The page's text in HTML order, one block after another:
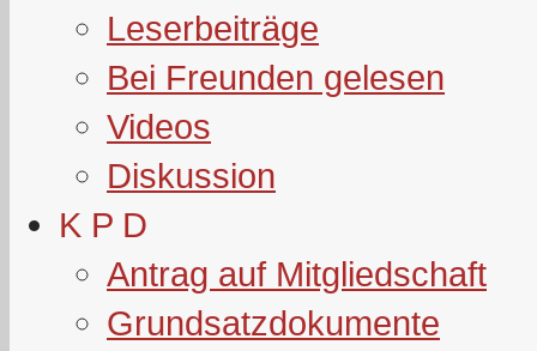
Leserbeiträge
Bei Freunden gelesen
Videos
Diskussion
K P D
Antrag auf Mitgliedschaft
Grundsatzdokumente